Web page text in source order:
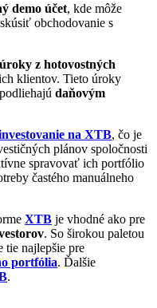
demo účet, kde môže
obchodovanie s
z hotovostných
klientov. Tieto úroky
daňovým
na XTB, čo je
plánov spoločnosti
spravovať ich portfólio
častého manuálneho
XTB je vhodné ako pre
. So širokou paletou
tie najlepšie pre
portfólia. Ďalšie
.